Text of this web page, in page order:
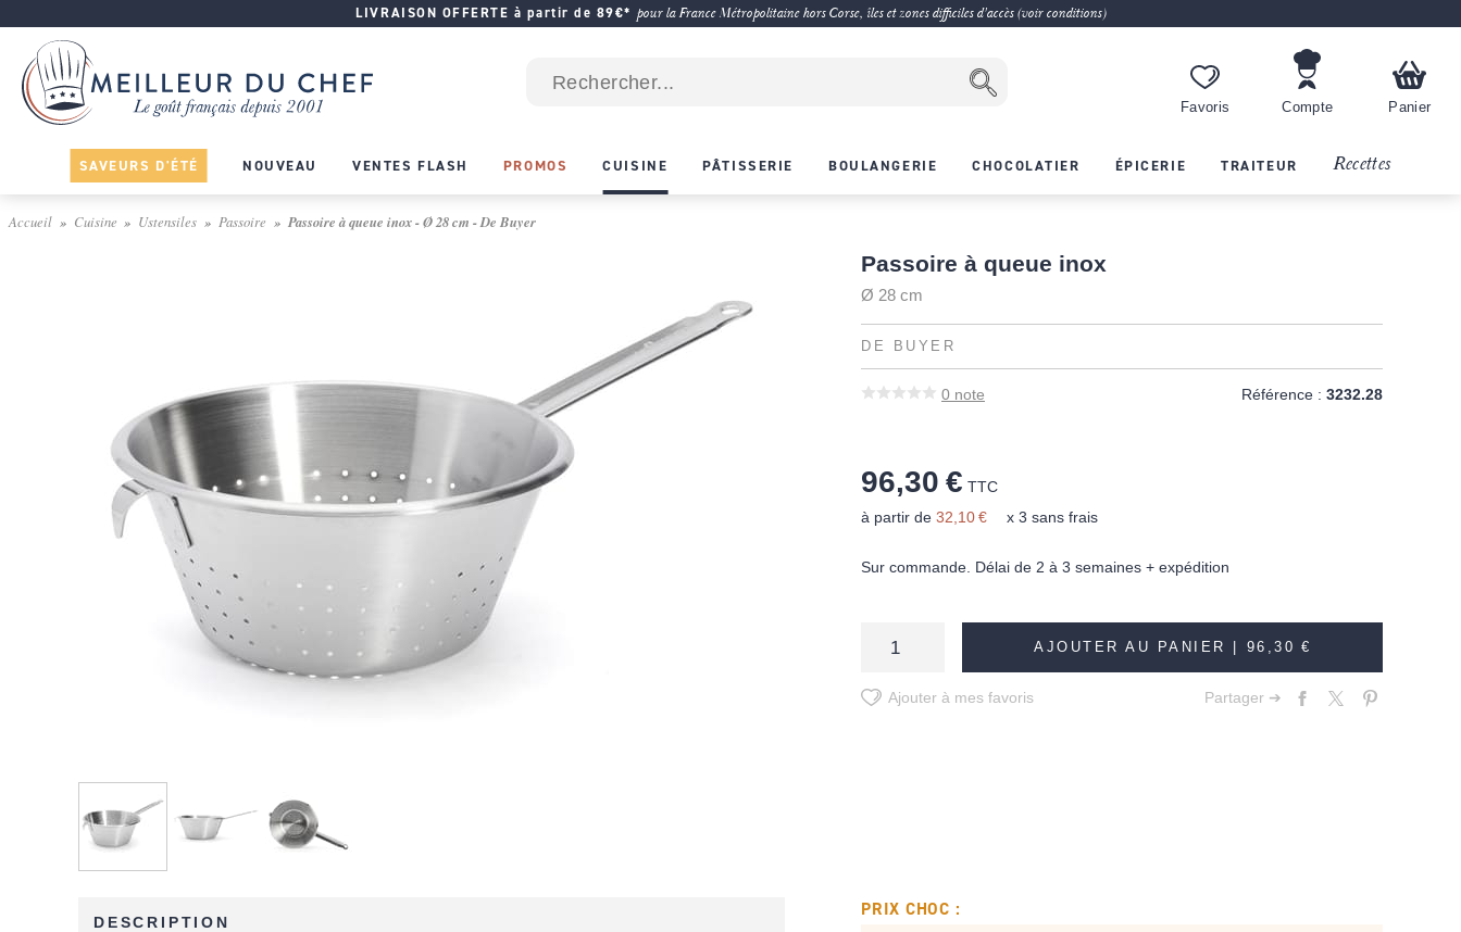
LIVRAISON OFFERTE à partir de 89€* pour la France Métropolitaine hors Corse, îles et zones difficiles d'accès (voir conditions)
Favoris Compte Panier
SAVEURS D'ÉTÉ NOUVEAU VENTES FLASH PROMOS CUISINE PÂTISSERIE BOULANGERIE CHOCOLATIER ÉPICERIE TRAITEUR Recettes
Accueil Cuisine Ustensiles Passoire Passoire à queue inox - Ø 28 cm - De Buyer
Passoire à queue inox
Ø 28 cm
DE BUYER
0 note Référence : 3232.28
96,30 € TTC
à partir de 32,10 € x 3 sans frais
Sur commande. Délai de 2 à 3 semaines + expédition
AJOUTER AU PANIER | 96,30 €
Ajouter à mes favoris Partager ➔
DESCRIPTION
PRIX CHOC :